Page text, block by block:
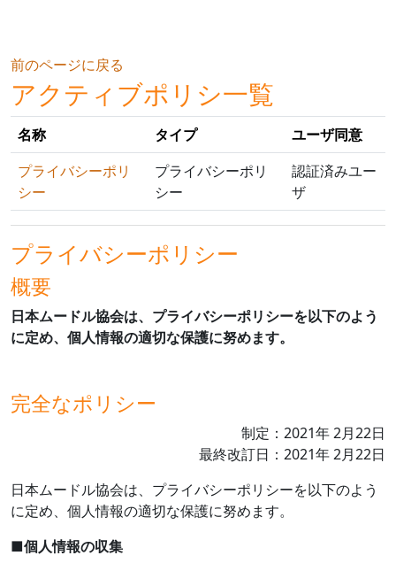
前のページに戻る
アクティブポリシ一覧
名称 タイプ
ユーザ同意
プライバシーポリ
シー
プライバシーポリ
シー
認証済みユー
ザ
プライバシーポリシー
概要
日本ムードル協会は、プライバシーポリシーを以下のよう
に定め、個人情報の適切な保護に努めます。
完全なポリシー
制定： 2021年2月22日
最終改訂日： 2021年2月22日
日本ムードル協会は、プライバシーポリシーを以下のよう
に定め、個人情報の適切な保護に努めます。
■個人情報の収集